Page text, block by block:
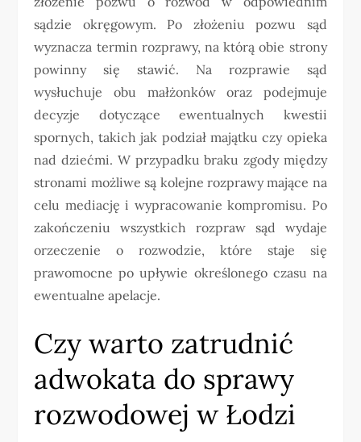
sądzie okręgowym. Po złożeniu pozwu sąd
wyznacza termin rozprawy, na którą obie strony
powinny się stawić. Na rozprawie sąd
wysłuchuje obu małżonków oraz podejmuje
decyzje dotyczące ewentualnych kwestii
spornych, takich jak podział majątku czy opieka
nad dziećmi. W przypadku braku zgody między
stronami możliwe są kolejne rozprawy mające na
celu mediację i wypracowanie kompromisu. Po
zakończeniu wszystkich rozpraw sąd wydaje
orzeczenie o rozwodzie, które staje się
prawomocne po upływie określonego czasu na
ewentualne apelacje.
Czy warto zatrudnić
adwokata do sprawy
rozwodowej w Łodzi